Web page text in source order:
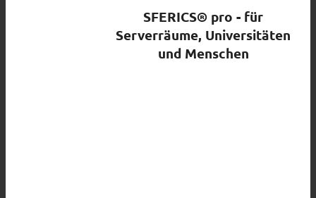
SFERICS® pro - für
Serverräume, Universitäten
und Menschen